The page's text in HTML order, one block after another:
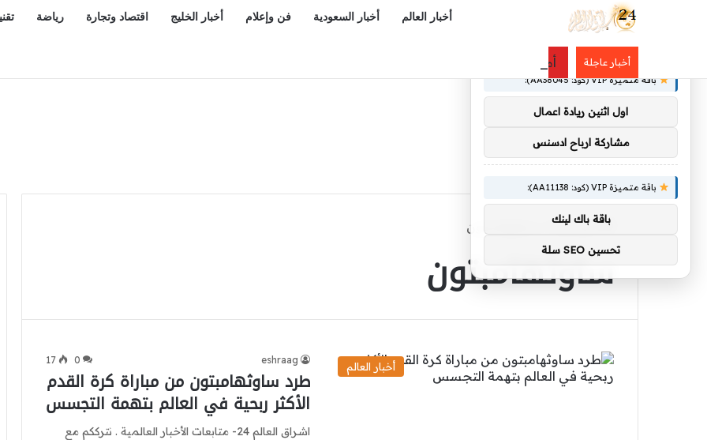
أخبار العالم أخبار السعودية فن وإعلام أخبار الخليج اقتصاد وتجارة رياضة
أخبار عاجلة أمير منطقة عسير يدشّن مشروع «سفن» الترفيهي بمدينة أبها
الرئيسية ساوثهامبتون
ساوثهامبتون
أخبار العالم
eshraag
0
17
طرد ساوثهامبتون من مباراة كرة القدم
الأكثر ربحية في العالم بتهمة التجسس
اشراق العالم 24- متابعات الأخبار العالمية . نترككم مع
باقة متميزة VIP (كود: AA38045):
اول اثنين ريادة اعمال
مشاركة ارباح ادسنس
باقة متميزة VIP (كود: AA11138):
باقة باك لينك
تحسين SEO سلة